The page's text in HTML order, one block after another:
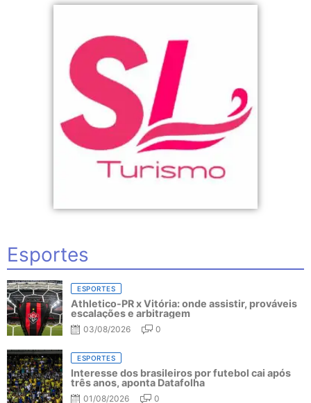
Esportes
ESPORTES
Athletico-PR x Vitória: onde assistir, prováveis
escalações e arbitragem
03/08/2026 0
ESPORTES
Interesse dos brasileiros por futebol cai após
três anos, aponta Datafolha
01/08/2026 0